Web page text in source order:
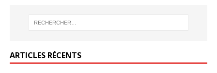
ARTICLES RÉCENTS